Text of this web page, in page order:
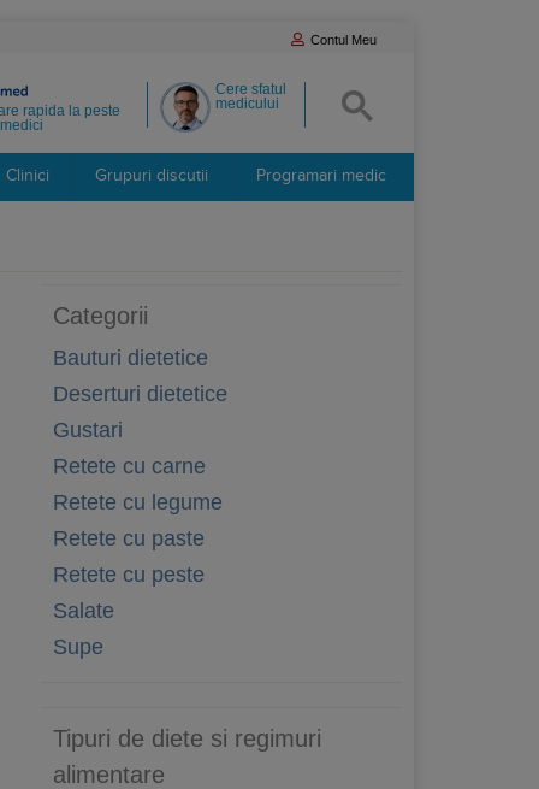
Contul Meu
Cere sfatul
medicului
rapida la peste
Clinici Grupuri discutii Programari medic
Categorii
Bauturi dietetice
Deserturi dietetice
Gustari
Retete cu carne
Retete cu legume
Retete cu paste
Retete cu peste
Salate
Supe
Tipuri de diete si regimuri
alimentare